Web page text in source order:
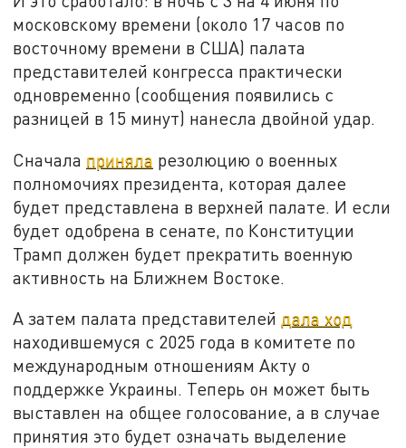
московскому времени (около 17 часов по
восточному времени в США) палата
представителей конгресса практически
одновременно (сообщения появились с
разницей в 15 минут) нанесла двойной удар.
Сначала приняла резолюцию о военных
полномочиях президента, которая далее
будет представлена в верхней палате. И если
будет одобрена в сенате, по Конституции
Трамп должен будет прекратить военную
активность на Ближнем Востоке.
А затем палата представителей дала ход
находившемуся с 2025 года в комитете по
международным отношениям Акту о
поддержке Украины. Теперь он может быть
выставлен на общее голосование, а в случае
принятия это будет означать выделение